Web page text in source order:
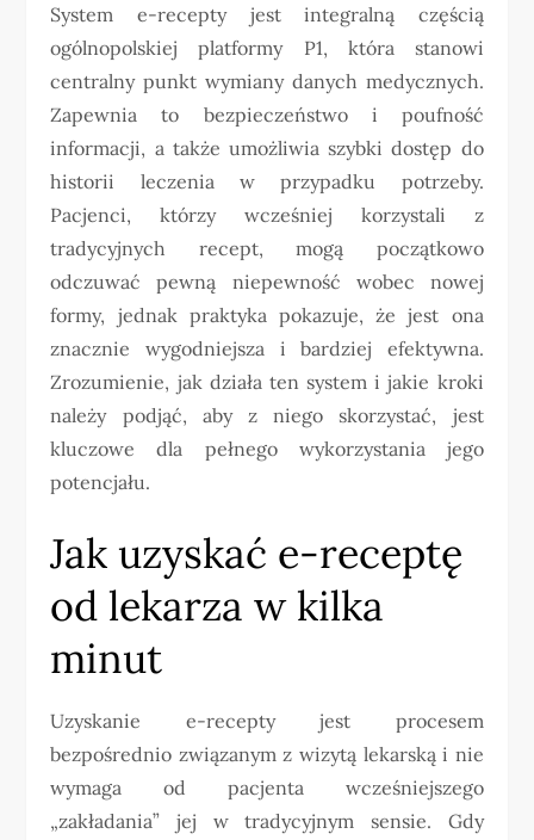
System e-recepty jest integralną częścią
ogólnopolskiej platformy P1, która stanowi
centralny punkt wymiany danych medycznych.
Zapewnia to bezpieczeństwo i poufność
informacji, a także umożliwia szybki dostęp do
historii leczenia w przypadku potrzeby.
Pacjenci, którzy wcześniej korzystali z
tradycyjnych recept, mogą początkowo
odczuwać pewną niepewność wobec nowej
formy, jednak praktyka pokazuje, że jest ona
znacznie wygodniejsza i bardziej efektywna.
Zrozumienie, jak działa ten system i jakie kroki
należy podjąć, aby z niego skorzystać, jest
kluczowe dla pełnego wykorzystania jego
potencjału.
Jak uzyskać e-receptę
od lekarza w kilka
minut
Uzyskanie e-recepty jest procesem
bezpośrednio związanym z wizytą lekarską i nie
wymaga od pacjenta wcześniejszego
„zakładania” jej w tradycyjnym sensie. Gdy